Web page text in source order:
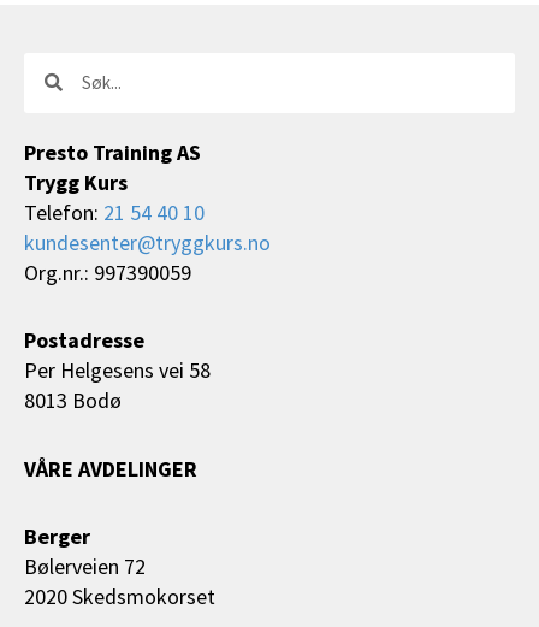
Søk
Presto Training AS
Trygg Kurs
Telefon: 21 54 40 10
kundesenter@tryggkurs.no
Org.nr.: 997390059
Postadresse
Per Helgesens vei 58
8013 Bodø
VÅRE AVDELINGER
Berger
Bølerveien 72
2020 Skedsmokorset